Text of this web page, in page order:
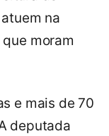
na
moram
e mais de 70
deputada